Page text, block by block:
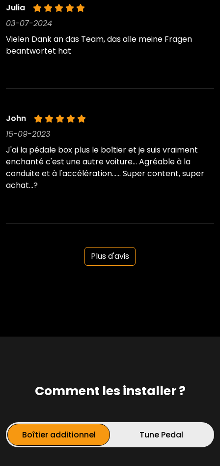
Julia
03-07-2024
Vielen Dank an das Team, das alle meine Fragen
beantwortet hat
John
15-09-2023
J'ai la pédale box plus le boîtier et je suis vraiment
enchanté c'est une autre voiture... Agréable à la
conduite et à l'accélération...... Super content, super
achat...?
Plus d'avis
Comment les installer ?
Boîtier additionnel Tune Pedal